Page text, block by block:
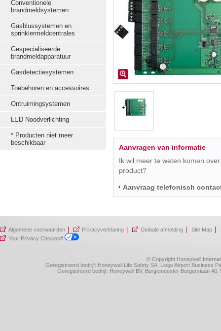
Conventionele
brandmeldsystemen
Gasblussystemen en
sprinklermeldcentrales
Gespecialiseerde
brandmeldapparatuur
Gasdetectiesystemen
Toebehoren en accessoires
Ontruimingsystemen
LED Noodverlichting
* Producten niet meer
beschikbaar
Aanvragen van informatie
Ik wil meer te weten komen
product?
Aanvraag telefonisch
Algemene voorwaarden Privacyverklaring Globale afmelding Site Map
Your Privacy Choices#
© Copyright Honeywell
Geregistreerd bedrijf: Honeywell Life Safety SA, Liege Airport Business
Geregistreerd bedrijf: Honeywell BV, Burgemeester Burgerslaan